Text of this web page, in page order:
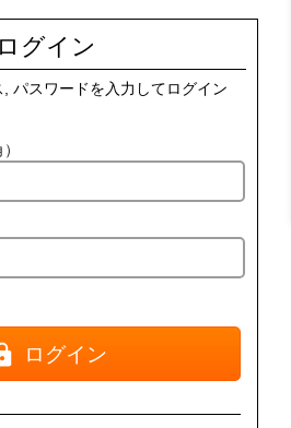
ログイン
パスワードを入力してログイン
ログイン